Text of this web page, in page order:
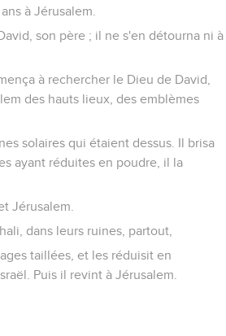
à Jérusalem.
son père ; il ne s'en détourna ni à
à rechercher le Dieu de David,
des hauts lieux, des emblèmes
solaires qui étaient dessus. Il brisa
ayant réduites en poudre, il la
Jérusalem.
dans leurs ruines, partout,
taillées, et les réduisit en
Puis il revint à Jérusalem.